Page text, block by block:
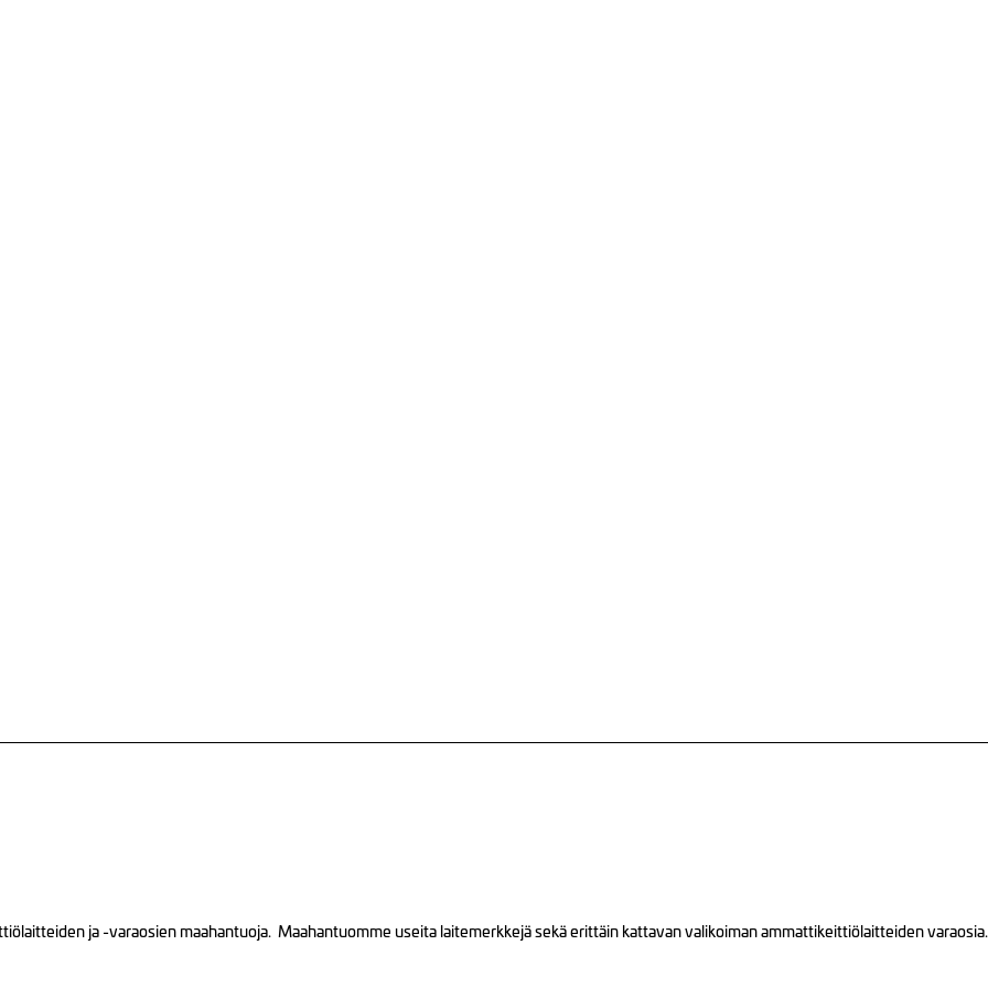
ja -varaosien maahantuoja. Maahantuomme useita laitemerkkejä sekä erittäin kattavan valikoiman ammattikeittiölaitteiden varaosia.